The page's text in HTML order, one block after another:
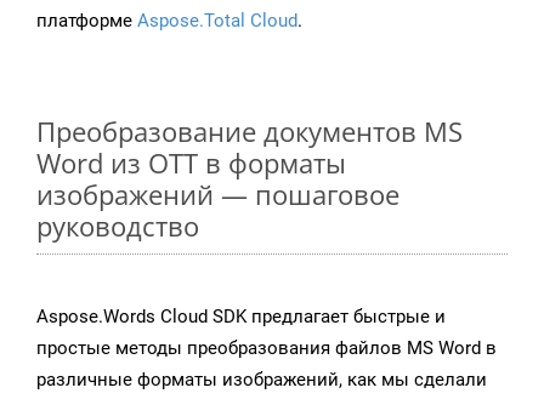
платформе Aspose.Total Cloud.
Преобразование документов MS
Word из OTT в форматы
изображений — пошаговое
руководство
Aspose.Words Cloud SDK предлагает быстрые и
простые методы преобразования файлов MS Word в
различные форматы изображений, как мы сделали